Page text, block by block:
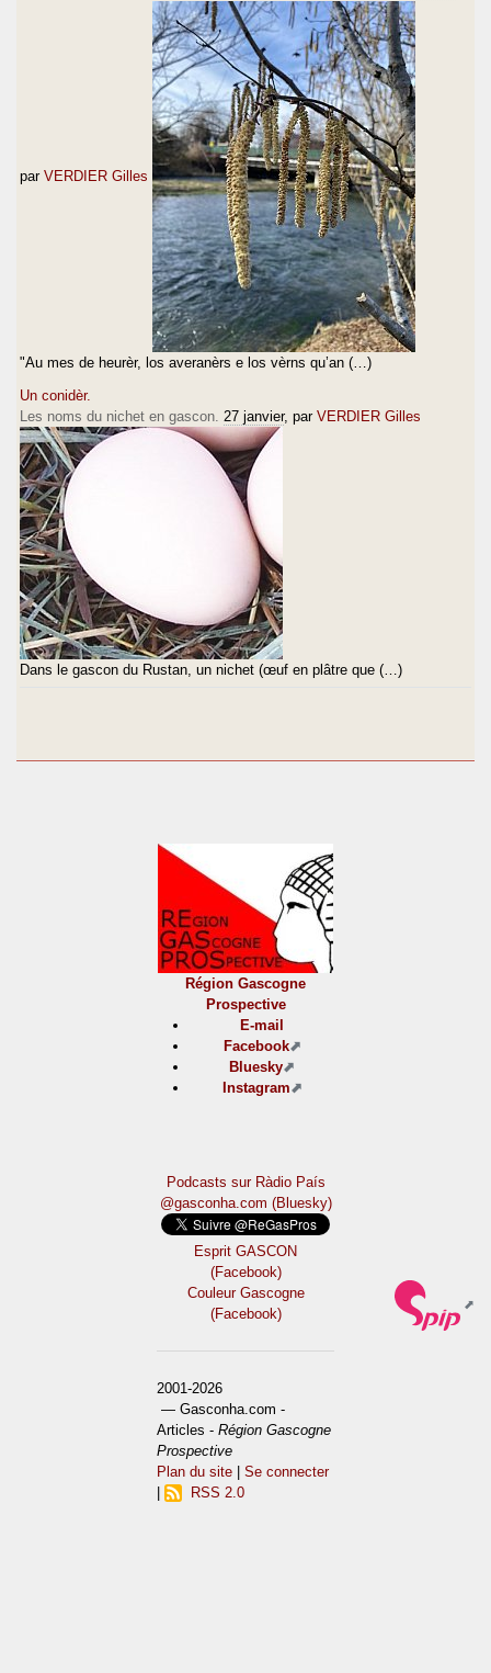
par VERDIER Gilles
"Au mes de heurèr, los averanèrs e los vèrns qu’an (…)
Un conidèr.
Les noms du nichet en gascon. 27 janvier, par VERDIER Gilles
Dans le gascon du Rustan, un nichet (œuf en plâtre que (…)
Région Gascogne
Prospective
E-mail
Facebook
Bluesky
Instagram
Podcasts sur Ràdio País
@gasconha.com (Bluesky)
Esprit GASCON
(Facebook)
Couleur Gascogne
(Facebook)
2001-2026
— Gasconha.com -
Articles -Région Gascogne
Prospective
Plan du site |Se connecter
RSS 2.0